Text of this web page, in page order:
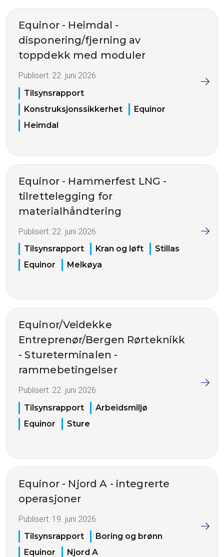
Equinor - Heimdal -
disponering/fjerning av
toppdekk med moduler
Publisert: 22. juni 2026
Tilsynsrapport
Konstruksjonssikkerhet
Equinor
Heimdal
Equinor - Hammerfest LNG -
tilrettelegging for
materialhåndtering
Publisert: 22. juni 2026
Tilsynsrapport
Kran og løft
Stillas
Equinor
Melkøya
Equinor/Veidekke
Entreprenør/Bergen Rørteknikk
- Stureterminalen -
rammebetingelser
Publisert: 22. juni 2026
Tilsynsrapport
Arbeidsmiljø
Equinor
Sture
Equinor - Njord A - integrerte
operasjoner
Publisert: 19. juni 2026
Tilsynsrapport
Boring og brønn
Equinor
Njord A